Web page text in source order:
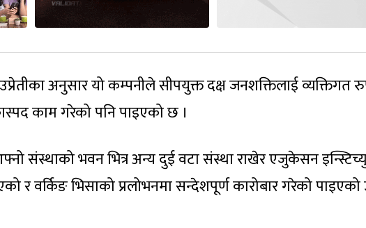
अनुसार यो कम्पनीले सीपयुक्त दक्ष जनशक्तिलाई व्यक्तिगत
काम गरेको पनि पाइएको छ ।
संस्थाको भवन भित्र अन्य दुई वटा संस्था राखेर एजुकेसन
र वर्किङ भिसाको प्रलोभनमा सन्देशपूर्ण कारोबार गरेको